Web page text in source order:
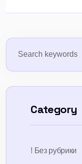
Category
! Без рубрики